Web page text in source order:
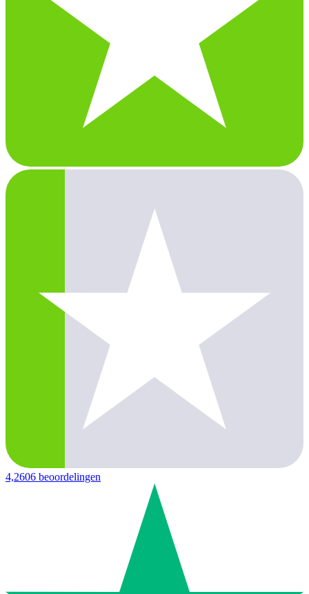
4,2606 beoordelingen